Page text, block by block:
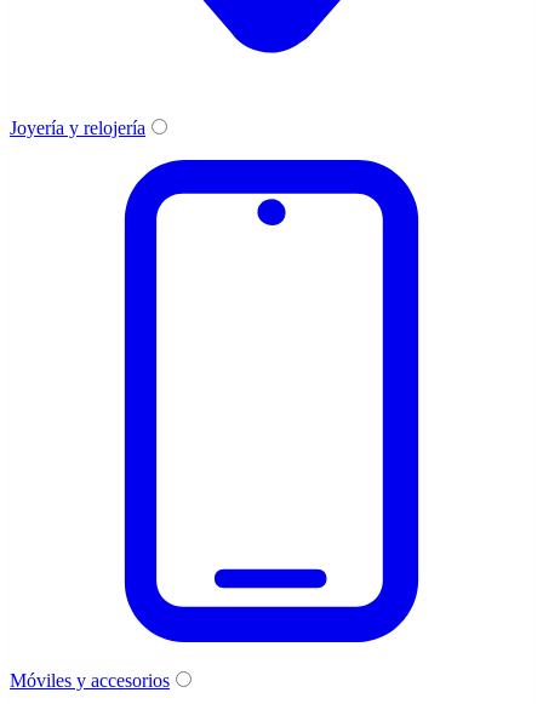
Joyería y relojería
Móviles y accesorios